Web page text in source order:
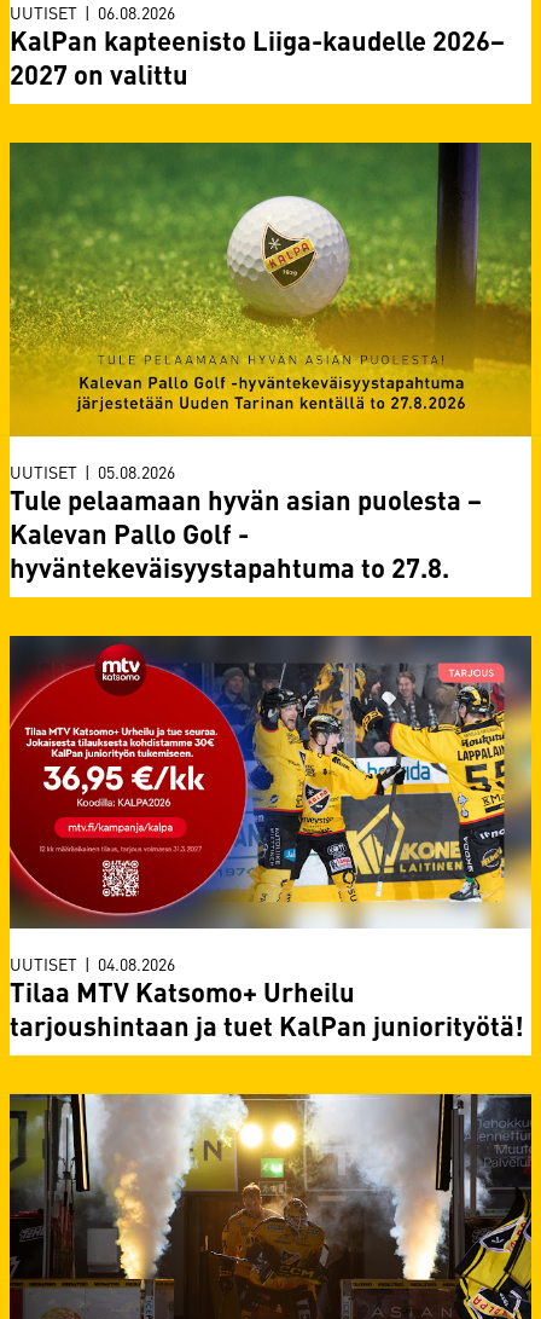
KalPan kapteenisto Liiga-kaudelle 2026–
2027 on valittu
UUTISET | 06.08.2026
Tule pelaamaan hyvän asian puolesta –
Kalevan Pallo Golf -
hyväntekeväisyystapahtuma to 27.8.
UUTISET | 05.08.2026
Tilaa MTV Katsomo+ Urheilu
tarjoushintaan ja tuet KalPan juniorityötä!
UUTISET | 04.08.2026